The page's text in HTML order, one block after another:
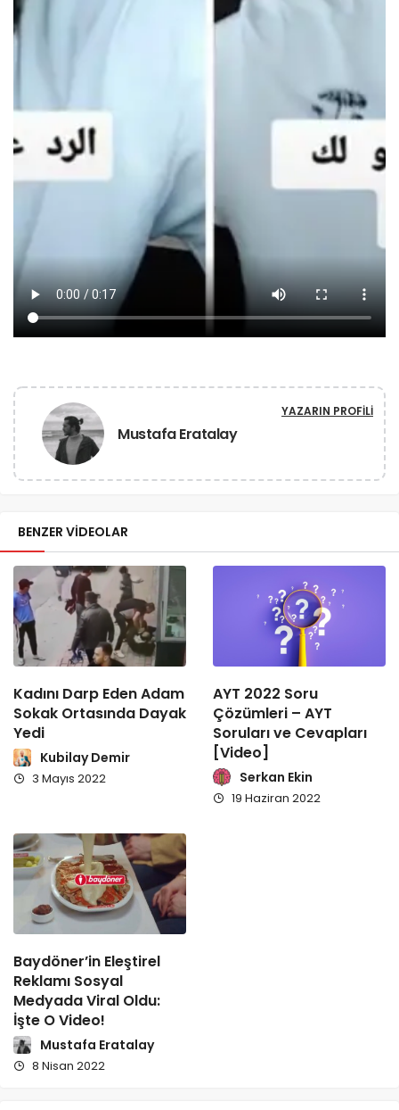
Mustafa Eratalay
YAZARIN PROFILI
BENZER VIDEOLAR
Kadını Darp Eden Adam
Sokak Ortasında Dayak
Yedi
Kubilay Demir
3 Mayıs 2022
AYT 2022 Soru
Çözümleri – AYT
Soruları ve Cevapları
[Video]
Serkan Ekin
19 Haziran 2022
Baydöner’in Eleştirel
Reklamı Sosyal
Medyada Viral Oldu:
İşte O Video!
Mustafa Eratalay
8 Nisan 2022